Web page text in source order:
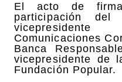
El acto de
participación
Comunicaciones
Banca
vicepresidente de
Fundación Popular.